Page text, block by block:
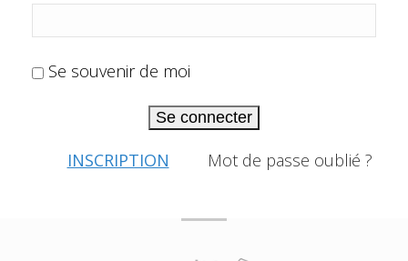
Se souvenir de moi
Se connecter
INSCRIPTION Mot de passe oublié ?